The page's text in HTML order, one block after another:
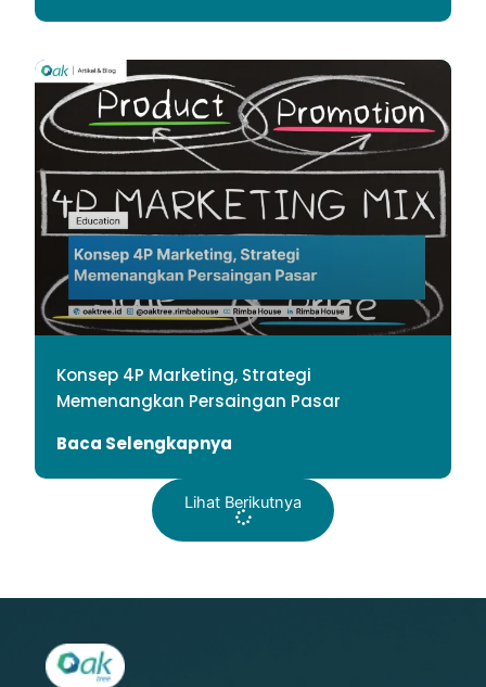
Konsep 4P Marketing, Strategi
Memenangkan Persaingan Pasar
Baca Selengkapnya
Lihat Berikutnya